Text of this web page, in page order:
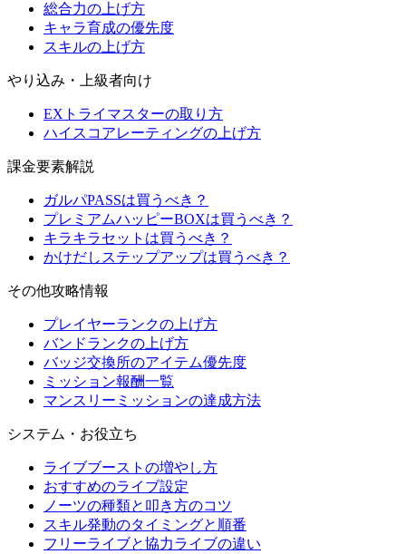
総合力の上げ方
キャラ育成の優先度
スキルの上げ方
やり込み・上級者向け
EXトライマスターの取り方
ハイスコアレーティングの上げ方
課金要素解説
ガルパPASSは買うべき？
プレミアムハッピーBOXは買うべき？
キラキラセットは買うべき？
かけだしステップアップは買うべき？
その他攻略情報
プレイヤーランクの上げ方
バンドランクの上げ方
バッジ交換所のアイテム優先度
ミッション報酬一覧
マンスリーミッションの達成方法
システム・お役立ち
ライブブーストの増やし方
おすすめのライブ設定
ノーツの種類と叩き方のコツ
スキル発動のタイミングと順番
フリーライブと協力ライブの違い